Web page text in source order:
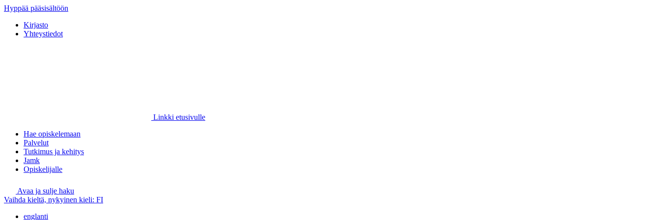
Hyppää pääsisältöön
Kirjasto
Yhteystiedot
Linkki etusivulle
Hae opiskelemaan
Palvelut
Tutkimus ja kehitys
Jamk
Opiskelijalle
Avaa ja sulje haku
Vaihda kieltä, nykyinen kieli: FI
englanti